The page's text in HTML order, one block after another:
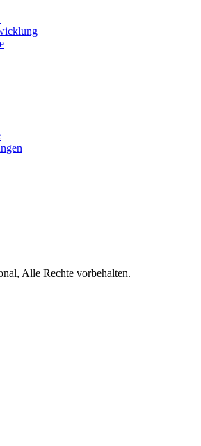
Alle Rechte vorbehalten.